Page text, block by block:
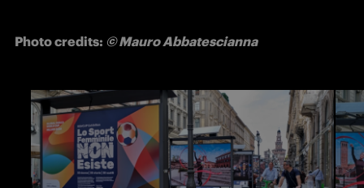
Photo credits: © Mauro Abbatescianna